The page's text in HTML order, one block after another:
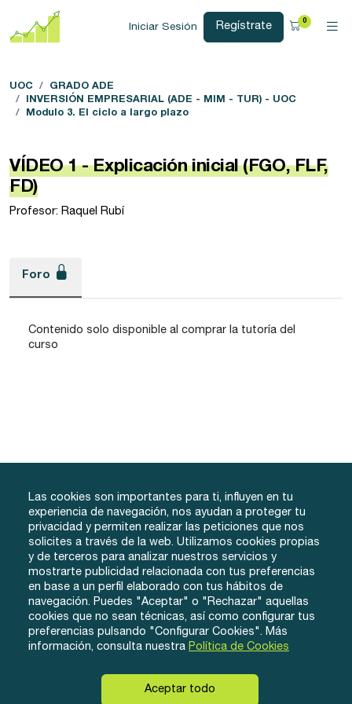
Iniciar Sesión Regístrate 0
UOC
GRADO ADE
INVERSIÓN EMPRESARIAL (ADE - MIM - TUR) - UOC
Modulo 3. El ciclo a largo plazo
VÍDEO 1 - Explicación inicial (FGO, FLF,
FD)
Profesor: Raquel Rubí
Foro
Contenido solo disponible al comprar la tutoría del
curso
info@tuacademiafacil.com
600 816 978
Grados
Método
Conócenos
Testimonios
Contacto
Iniciar Sesión
Regístrate
Las cookies son importantes para ti, influyen en tu
experiencia de navegación, nos ayudan a proteger tu
privacidad y permiten realizar las peticiones que nos
solicites a través de la web. Utilizamos cookies propias
y de terceros para analizar nuestros servicios y
mostrarte publicidad relacionada con tus preferencias
en base a un perfil elaborado con tus hábitos de
navegación. Puedes "Aceptar" o "Rechazar" aquellas
cookies que no sean técnicas, así como configurar tus
preferencias pulsando "Configurar Cookies". Más
información, consulta nuestra Política de Cookies
Aceptar todo